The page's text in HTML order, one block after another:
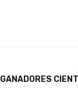
GANADORES